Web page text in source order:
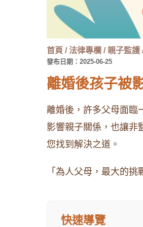
首頁 /法律專欄 /親子監護
發布日期：2025-06-25
離婚後孩子被
離婚後，許多父母面臨
影響親子關係，也讓非
您找到解決之道。
「為人父母，最大的
快速導覽